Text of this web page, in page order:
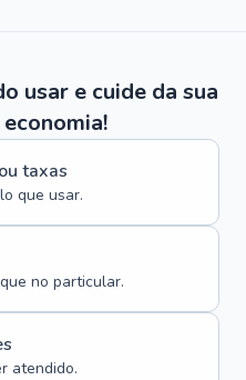
usar e cuide da sua
taxas
que usar.
no particular.
atendido.